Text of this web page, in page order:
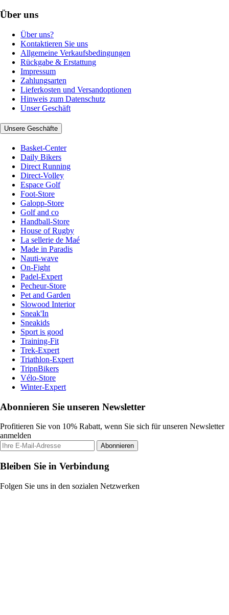
Über uns
Über uns?
Kontaktieren Sie uns
Allgemeine Verkaufsbedingungen
Rückgabe & Erstattung
Impressum
Zahlungsarten
Lieferkosten und Versandoptionen
Hinweis zum Datenschutz
Unser Geschäft
Unsere Geschäfte
Basket-Center
Daily Bikers
Direct Running
Direct-Volley
Espace Golf
Foot-Store
Galopp-Store
Golf and co
Handball-Store
House of Rugby
La sellerie de Maé
Made in Paradis
Nauti-wave
On-Fight
Padel-Expert
Pecheur-Store
Pet and Garden
Slowood Interior
Sneak'In
Sneakids
Sport is good
Training-Fit
Trek-Expert
Triathlon-Expert
TripnBikers
Vélo-Store
Winter-Expert
Abonnieren Sie unseren Newsletter
Profitieren Sie von 10% Rabatt, wenn Sie sich für unseren Newsletter
anmelden
Abonnieren
Bleiben Sie in Verbindung
Folgen Sie uns in den sozialen Netzwerken